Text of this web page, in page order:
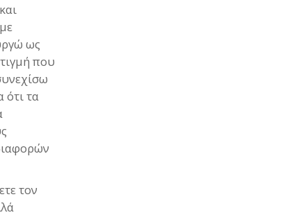
ως
που
ότι τα
τον